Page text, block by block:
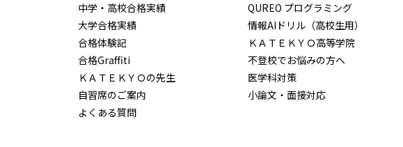
中学・高校合格実績
大学合格実績
合格体験記
合格Graffiti
ＫＡＴＥＫＹＯの先生
自習席のご案内
よくある質問
QUREO プログラミング
情報AIドリル（高校生用）
ＫＡＴＥＫＹＯ高等学院
不登校でお悩みの方へ
医学科対策
小論文・面接対応